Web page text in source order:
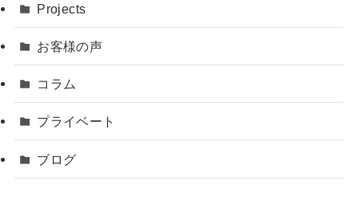
Projects
お客様の声
コラム
プライベート
ブログ